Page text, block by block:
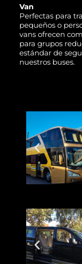
Van
Perfectas para
pequeños o
vans ofrecen
para grupos
estándar de
nuestros buses.